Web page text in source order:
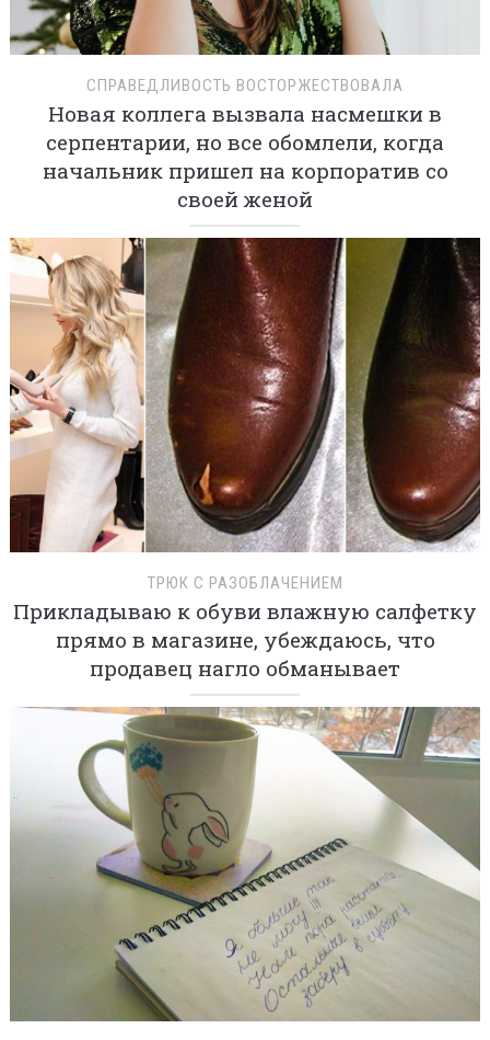
СПРАВЕДЛИВОСТЬ ВОСТОРЖЕСТВОВАЛА
Новая коллега вызвала насмешки в
серпентарии, но все обомлели, когда
начальник пришел на корпоратив со
своей женой
ТРЮК С РАЗОБЛАЧЕНИЕМ
Прикладываю к обуви влажную салфетку
прямо в магазине, убеждаюсь, что
продавец нагло обманывает